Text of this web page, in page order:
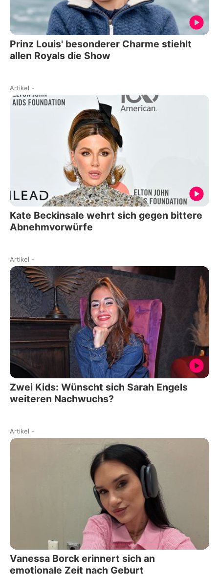
Prinz Louis' besonderer Charme stiehlt
allen Royals die Show
Artikel -
Kate Beckinsale wehrt sich gegen bittere
Abnehmvorwürfe
Artikel -
Zwei Kids: Wünscht sich Sarah Engels
weiteren Nachwuchs?
Artikel -
Vanessa Borck erinnert sich an
emotionale Zeit nach Geburt